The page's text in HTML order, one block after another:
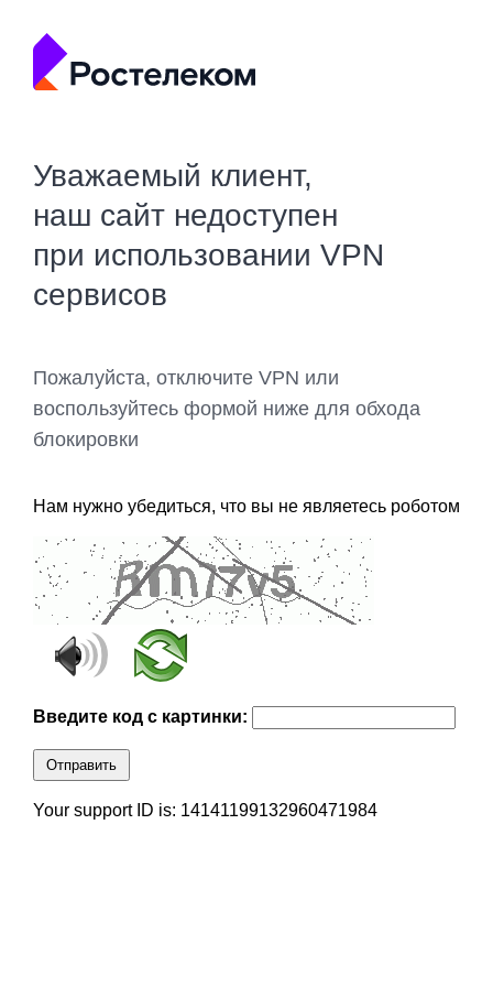
Уважаемый клиент,
наш сайт недоступен
при использовании VPN
сервисов
Пожалуйста, отключите VPN или
воспользуйтесь формой ниже для обхода
блокировки
Нам нужно убедиться, что вы не являетесь роботом
Введите код с картинки:
Отправить
Your support ID is: 14141199132960471984